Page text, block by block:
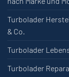
Turbolader
& Co.
Turbolader
Turbolader